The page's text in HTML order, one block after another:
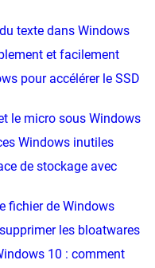
texte dans Windows
et facilement
pour accélérer le SSD
le micro sous Windows
Windows inutiles
de stockage avec
fichier de Windows
les bloatwares
10 : comment